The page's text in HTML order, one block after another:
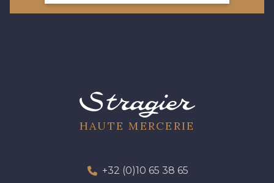
HAUTE MERCERIE
+32 (0)10 65 38 65